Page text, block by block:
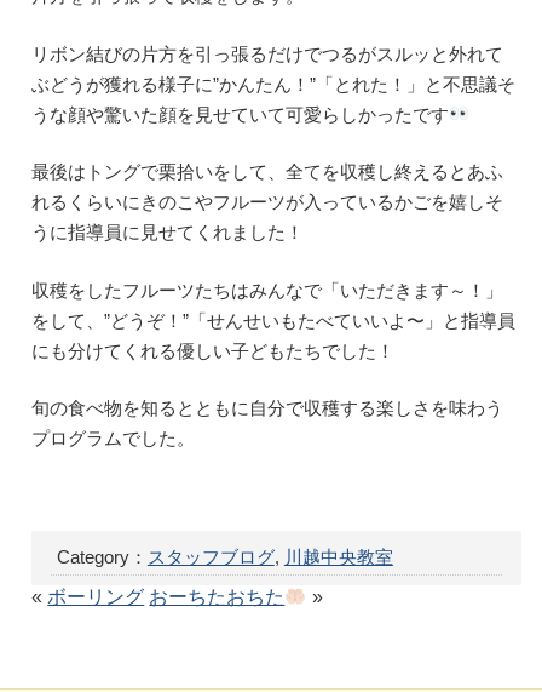
リボン結びの片方を引っ張るだけでつるがスルッと外れて
ぶどうが獲れる様子に”かんたん！”「とれた！」と不思議そ
うな顔や驚いた顔を見せていて可愛らしかったです
最後はトングで栗拾いをして、全てを収穫し終えるとあふ
れるくらいにきのこやフルーツが入っているかごを嬉しそ
うに指導員に見せてくれました！
収穫をしたフルーツたちはみんなで「いただきます～！」
をして、”どうぞ！”「せんせいもたべていいよ〜」と指導員
にも分けてくれる優しい子どもたちでした！
旬の食べ物を知るとともに自分で収穫する楽しさを味わう
プログラムでした。
Category： スタッフブログ, 川越中央教室
« ボーリング おーちたおちた »